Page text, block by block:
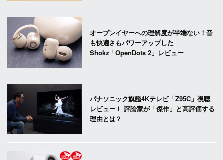
オープンイヤーへの理解度が半端ない！音
も快適さもパワーアップした
Shokz「OpenDots 2」レビュー
パナソニック旗艦4Kテレビ「Z95C」視聴
レビュー！ 評論家が「傑作」と高評価する
理由とは？